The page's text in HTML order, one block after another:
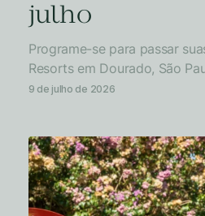
julho
Programe-se para passar
Resorts em Dourado, São
9 de julho de 2026